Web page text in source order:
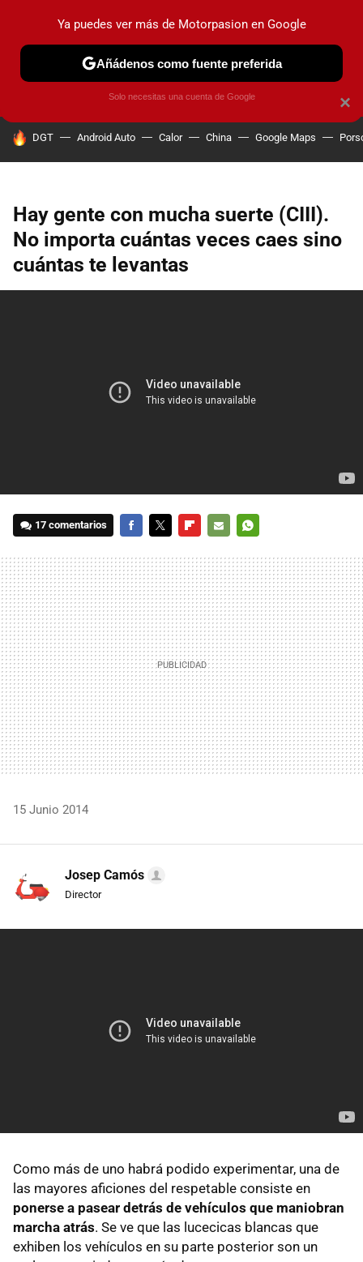
PRUEBAS COCHES ELÉCTRICOS OBSERVATORIO
HOY SE HABLA DE
DGT Android Auto Calor China Google Maps
Hay gente con mucha suerte (CIII).
No importa cuántas veces caes sino
cuántas te levantas
17 comentarios
MAIL
15 Junio 2014
Josep Camós
Director
Como más de uno habrá podido experimentar, una de
las mayores aficiones del respetable consiste en
ponerse a pasear detrás de vehículos que maniobran
marcha atrás. Se ve que las lucecicas blancas que
exhiben los vehículos en su parte posterior son un
×
Ya puedes ver más de Motorpasion en Google
Añádenos como fuente preferida
Solo necesitas una cuenta de Google